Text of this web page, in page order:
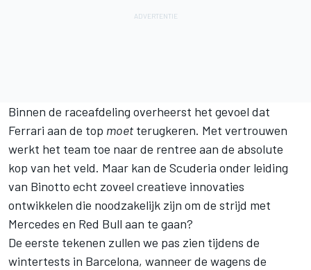
Binnen de raceafdeling overheerst het gevoel dat
Ferrari aan de top moet terugkeren. Met vertrouwen
werkt het team toe naar de rentree aan de absolute
kop van het veld. Maar kan de Scuderia onder leiding
van Binotto echt zoveel creatieve innovaties
ontwikkelen die noodzakelijk zijn om de strijd met
Mercedes en Red Bull aan te gaan?
De eerste tekenen zullen we pas zien tijdens de
wintertests in Barcelona, wanneer de wagens de